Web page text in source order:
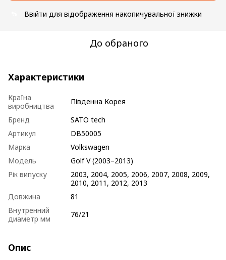
Ввійти для відображення накопичувальної знижки
До обраного
Характеристики
Країна
виробництва
Південна Корея
Бренд
SATO tech
Артикул
DB50005
Марка
Volkswagen
Модель
Golf V (2003–2013)
Рік випуску
2003, 2004, 2005, 2006, 2007, 2008, 2009,
2010, 2011, 2012, 2013
Довжина
81
Внутренний
диаметр мм
76/21
Опис